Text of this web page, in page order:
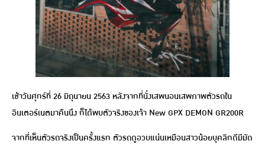
เช้าวันศุกร์ที่ 26 มิถุนายน 2563 หลังจากที่นั่งเสพนอนเสพภาพตัวรถใน
อินเตอร์เนตมาคืนนึง ก็ได้พบตัวจริงของเจ้า New GPX DEMON GR200R
จากที่เห็นตัวรถจริงเป็นครั้งแรก ตัวรถดูอวบแน่นเหมือนสาวน้อยบุคลิกดีมีมัด